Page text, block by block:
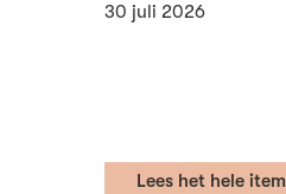
30 juli 2026
Lees het hele item